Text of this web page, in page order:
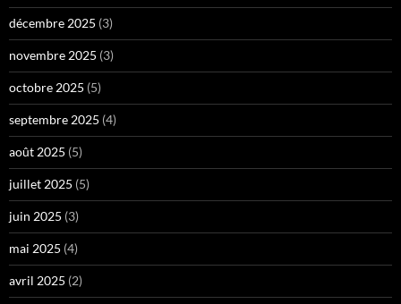
décembre 2025 (3)
novembre 2025 (3)
octobre 2025 (5)
septembre 2025 (4)
août 2025 (5)
juillet 2025 (5)
juin 2025 (3)
mai 2025 (4)
avril 2025 (2)